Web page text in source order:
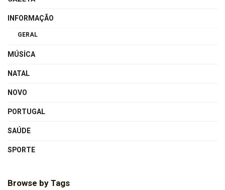
INFORMAÇÃO
GERAL
MÚSICA
NATAL
NOVO
PORTUGAL
SAÚDE
SPORTE
Browse by Tags